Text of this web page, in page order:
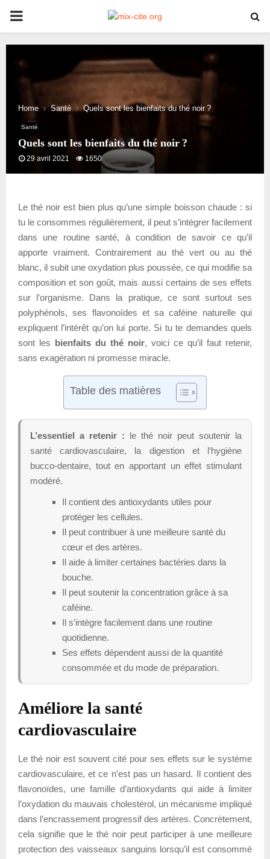
PRIMARY
MENU
Home Santé Quels sont les bienfaits du thé noir ?
Santé
Quels sont les bienfaits du thé noir ?
29 avril 2021 1650
Le thé noir est bien plus qu’une simple boisson chaude : si
tu le consommes régulièrement, il peut s’intégrer facilement
dans une routine santé, à condition de savoir ce qu’il
apporte vraiment. Contrairement au thé vert ou au thé
blanc, il subit une oxydation plus poussée, ce qui modifie sa
composition et son goût, mais aussi certains de ses effets
sur l’organisme. Dans la pratique, ce sont surtout ses
polyphénols, ses flavonoïdes et sa caféine naturelle qui
expliquent l’intérêt qu’on lui porte. Si tu te demandes quels
sont les bienfaits du thé noir, voici ce qu’il faut retenir,
sans exagération ni promesse miracle.
Table des matières
L’essentiel a retenir : le thé noir peut soutenir la
santé cardiovasculaire, la digestion et l’hygiène
bucco-dentaire, tout en apportant un effet stimulant
modéré.
Il contient des antioxydants utiles pour
protéger les cellules.
Il peut contribuer à une meilleure santé du
cœur et des artères.
Il aide à limiter certaines bactéries dans la
bouche.
Il peut soutenir la concentration grâce à sa
caféine.
Il s’intègre facilement dans une routine
quotidienne.
Ses effets dépendent aussi de la quantité
consommée et du mode de préparation.
Améliore la santé
cardiovasculaire
Le thé noir est souvent cité pour ses effets sur le système
cardiovasculaire, et ce n’est pas un hasard. Il contient des
flavonoïdes, une famille d’antioxydants qui aide à limiter
l’oxydation du mauvais cholestérol, un mécanisme impliqué
dans l’encrassement progressif des artères. Concrètement,
cela signifie que le thé noir peut participer à une meilleure
protection des vaisseaux sanguins lorsqu’il est consommé